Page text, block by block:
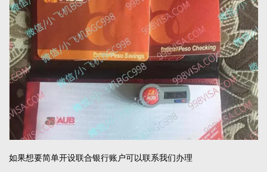
如果想要简单开设联合银行账户可以联系我们办理